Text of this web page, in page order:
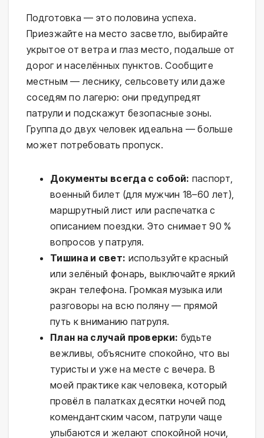
Подготовка — это половина успеха.
Приезжайте на место засветло, выбирайте
укрытое от ветра и глаз место, подальше от
дорог и населённых пунктов. Сообщите
местным — леснику, сельсовету или даже
соседям по лагерю: они предупредят
патрули и подскажут безопасные зоны.
Группа до двух человек идеальна — больше
может потребовать пропуск.
Документы всегда с собой: паспорт,
военный билет (для мужчин 18–60 лет),
маршрутный лист или распечатка с
описанием поездки. Это снимает 90 %
вопросов у патруля.
Тишина и свет: используйте красный
или зелёный фонарь, выключайте яркий
экран телефона. Громкая музыка или
разговоры на всю поляну — прямой
путь к вниманию патруля.
План на случай проверки: будьте
вежливы, объясните спокойно, что вы
туристы и уже на месте с вечера. В
моей практике как человека, который
провёл в палатках десятки ночей под
комендантским часом, патрули чаще
улыбаются и желают спокойной ночи,